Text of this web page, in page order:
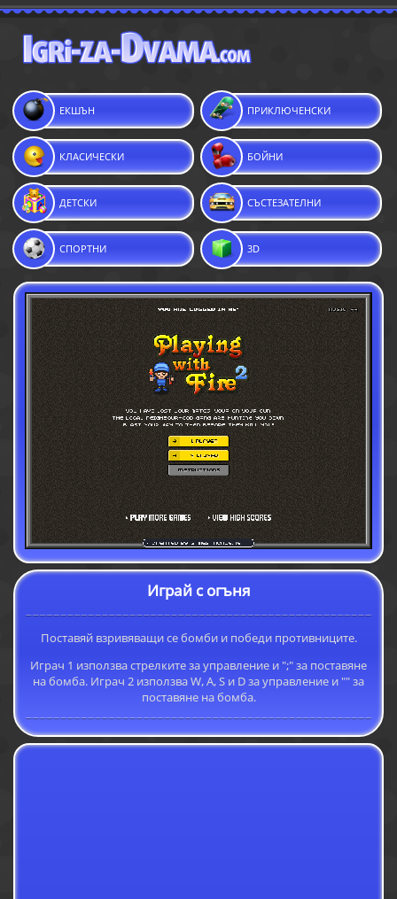
ЕКШЪН ПРИКЛЮЧЕНСКИ
КЛАСИЧЕСКИ БОЙНИ
ДЕТСКИ СЪСТЕЗАТЕЛНИ
СПОРТНИ 3D
Играй с огъня
Поставяй взривяващи се бомби и победи противниците.
Играч 1 използва стрелките за управление и ";" за поставяне
на бомба. Играч 2 използва W, A, S и D за управление и "" за
поставяне на бомба.